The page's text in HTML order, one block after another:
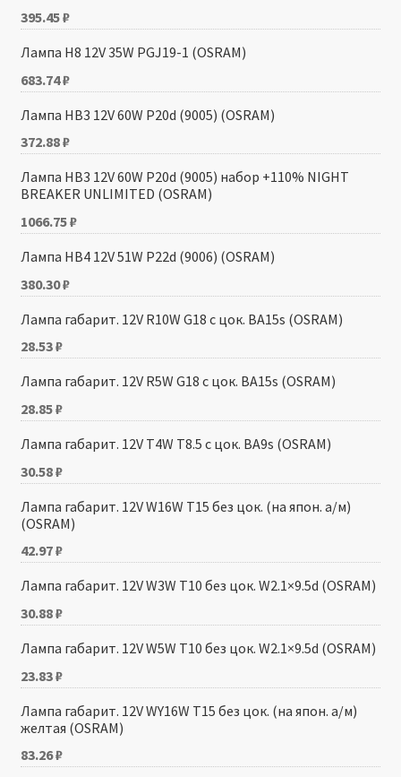
395.45₽
Лампа H8 12V 35W PGJ19-1 (OSRAM)
683.74₽
Лампа HB3 12V 60W P20d (9005) (OSRAM)
372.88₽
Лампа HB3 12V 60W P20d (9005) набор +110% NIGHT
BREAKER UNLIMITED (OSRAM)
1066.75₽
Лампа HB4 12V 51W P22d (9006) (OSRAM)
380.30₽
Лампа габарит. 12V R10W G18 с цок. BA15s (OSRAM)
28.53₽
Лампа габарит. 12V R5W G18 с цок. BA15s (OSRAM)
28.85₽
Лампа габарит. 12V T4W T8.5 с цок. BA9s (OSRAM)
30.58₽
Лампа габарит. 12V W16W T15 без цок. (на япон. а/м)
(OSRAM)
42.97₽
Лампа габарит. 12V W3W T10 без цок. W2.1×9.5d (OSRAM)
30.88₽
Лампа габарит. 12V W5W T10 без цок. W2.1×9.5d (OSRAM)
23.83₽
Лампа габарит. 12V WY16W T15 без цок. (на япон. а/м)
желтая (OSRAM)
83.26₽